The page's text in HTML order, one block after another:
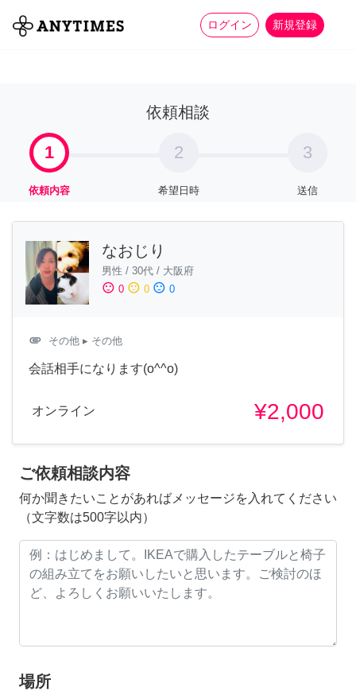
ログイン 新規登録
全て 家事 more_horiz
依頼相談
1
依頼内容
2
希望日時
3
送信
なおじり
男性 / 30代 / 大阪府
sentiment_satisfied 0 sentiment_neutral 0 sentiment_dissatisfied 0
attachment その他 ▸ その他
会話相手になります(o^^o)
オンライン ¥2,000
ご依頼相談内容
何か聞きたいことがあればメッセージを入れてください
（文字数は500字以内）
場所